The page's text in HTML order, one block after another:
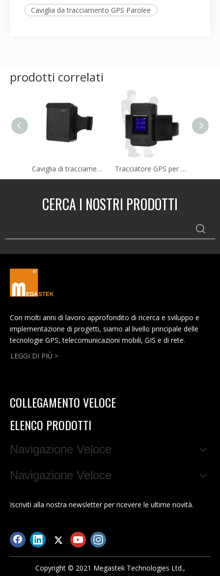
Caviglia da tracciamento GPS Parolee
prodotti correlati
Caviglia di tracciamento 4G per il tracciamento dei prigionieri in libertà vigilata Tracciatore GPS per caviglia per prigioniero MT65PLUS
CERCA I NOSTRI PRODOTTI
Con molti anni di lavoro approfondito di ricerca e sviluppo e
implementazione di progetti, siamo al livello principale delle
tecnologie GPS, telecomunicazioni mobili, GIS e di rete.
LEGGI DI PIÙ >
COLLEGAMENTO VELOCE
ELENCO PRODOTTI
Navigazione Veloce
Navigazione Veloce
Iscriviti alla nostra newsletter per ricevere le ultime novità.
Copyright © 2021 Megastek Technologies Ltd.,